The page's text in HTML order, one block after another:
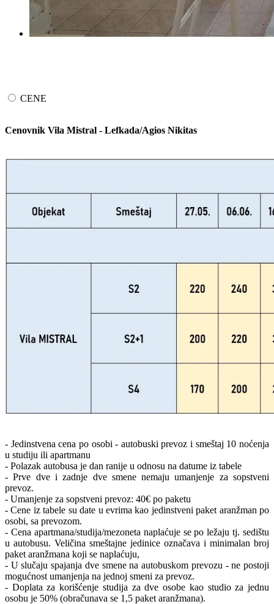
CENE
Cenovnik Vila Mistral - Lefkada/Agios Nikitas
- Jedinstvena cena po osobi - autobuski prevoz i smeštaj 10 noćenja
u studiju ili apartmanu
- Polazak autobusa je dan ranije u odnosu na datume iz tabele
- Prve dve i zadnje dve smene nemaju umanjenje za sopstveni
prevoz.
- Umanjenje za sopstveni prevoz: 40€ po paketu
- Cene iz tabele su date u evrima kao jedinstveni paket aranžman po
osobi, sa prevozom.
- Cena apartmana/studija/mezoneta naplaćuje se po ležaju tj. sedištu
u autobusu. Veličina smeštajne jedinice označava i minimalan broj
paket aranžmana koji se naplaćuju,
- U slučaju spajanja dve smene na autobuskom prevozu - ne postoji
mogućnost umanjenja na jednoj smeni za prevoz.
- Doplata za korišćenje studija za dve osobe kao studio za jednu
osobu je 50% (obračunava se 1,5 paket aranžmana).